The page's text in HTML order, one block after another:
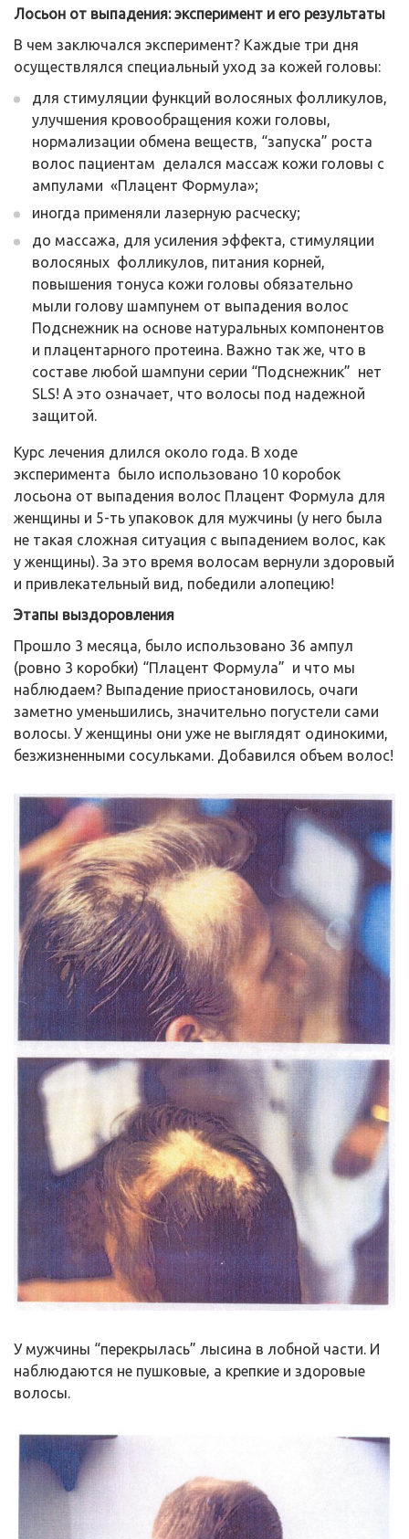
Лосьон от выпадения: эксперимент и его результаты
В чем заключался эксперимент? Каждые три дня
осуществлялся специальный уход за кожей головы:
для стимуляции функций волосяных фолликулов,
улучшения кровообращения кожи головы,
нормализации обмена веществ, “запуска” роста
волос пациентам делался массаж кожи головы с
ампулами «Плацент Формула»;
иногда применяли лазерную расческу;
до массажа, для усиления эффекта, стимуляции
волосяных фолликулов, питания корней,
повышения тонуса кожи головы обязательно
мыли голову шампунем от выпадения волос
Подснежник на основе натуральных компонентов
и плацентарного протеина. Важно так же, что в
составе любой шампуни серии “Подснежник” нет
SLS! А это означает, что волосы под надежной
защитой.
Курс лечения длился около года. В ходе
эксперимента было использовано 10 коробок
лосьона от выпадения волос Плацент Формула для
женщины и 5-ть упаковок для мужчины (у него была
не такая сложная ситуация с выпадением волос, как
у женщины). За это время волосам вернули здоровый
и привлекательный вид, победили алопецию!
Этапы выздоровления
Прошло 3 месяца, было использовано 36 ампул
(ровно 3 коробки) “Плацент Формула” и что мы
наблюдаем? Выпадение приостановилось, очаги
заметно уменьшились, значительно погустели сами
волосы. У женщины они уже не выглядят одинокими,
безжизненными сосульками. Добавился объем волос!
У мужчины “перекрылась” лысина в лобной части. И
наблюдаются не пушковые, а крепкие и здоровые
волосы.